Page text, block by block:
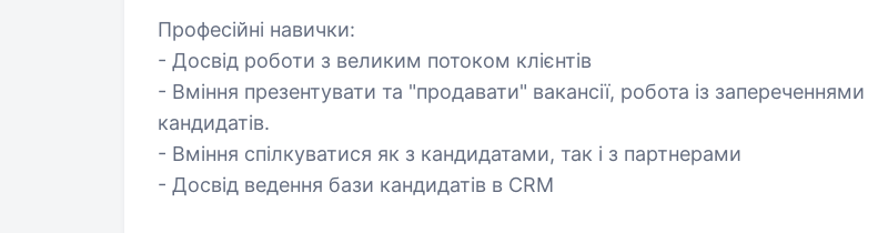
Професійні навички:
- Досвід роботи з великим потоком клієнтів
- Вміння презентувати та "продавати" вакансії, робота із запереченнями
кандидатів.
- Вміння спілкуватися як з кандидатами, так і з партнерами
- Досвід ведення бази кандидатів в CRM